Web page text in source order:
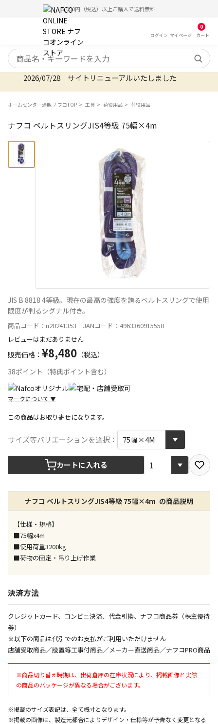
5,000円（税込）以上ご購入で送料無料
ログイン マイ ページ
0
カート
検索キーワード
2026/07/28 サイトリニューアルいたしました
ホームセンター通販 ナフコTOP 工具 荷役用品 荷役用品
ナフコ ベルトスリングJIS4等級 75幅×4m
JIS B 8818 4等級。現在の最高の強度を誇るベルトスリングで使用
限度が判るシグナル付き。
商品コード：n20241353 JANコード：4963360915550
レビューはまだありません
販売価格： ¥8,480 （税込）
38ポイント（特典ポイント含む）
マークについて ▼
宅配や店舗受取を選択できる商品です
店舗のみで受取できる商品です（宅配便でのお届けが
す
お届けができません）
す
委託業者によりお届けする商品です
※電話注文はできません。
宅配のみでお届けする商品です（店舗受取は選択でき
※「宅配・店舗受取」「宅配のみ」マークの商品のみ
同時購入が可能です
出荷いたします。
ただし、メーカーの営業日に基づき出荷手続きを行う
ため、通常よりお時間をいただく場合がございます。
また、日曜・祝日や年末年始などの長期休業期間中
は、休業明けからの出荷対応となります。
この商品はお取り寄せになります。
サイズ等バリエーションを選択：
カートに入れる
ナフコ ベルトスリングJIS4等級 75幅×4m の商品説明
【仕様・規格】
■75幅x4m
■使用荷重3200kg
■荷物の固定・吊り上げ作業
決済方法
クレジットカード、コンビニ決済、代金引換、ナフコ商品券（株主優待
券）
※以下の商品は代引でのお支払がご利用いただけません
店舗受取商品／設置等工事付商品／メーカー直送商品／ナフコPRO商品
※商品切り替え時期は、出荷倉庫の在庫状況により、掲載画像と実際
の商品のパッケージが異なる場合がございます。
※掲載のサイズ表記は、全て概寸となります。
※掲載の画像は、製造元都合によりデザイン・仕様等が予告なく変更となる